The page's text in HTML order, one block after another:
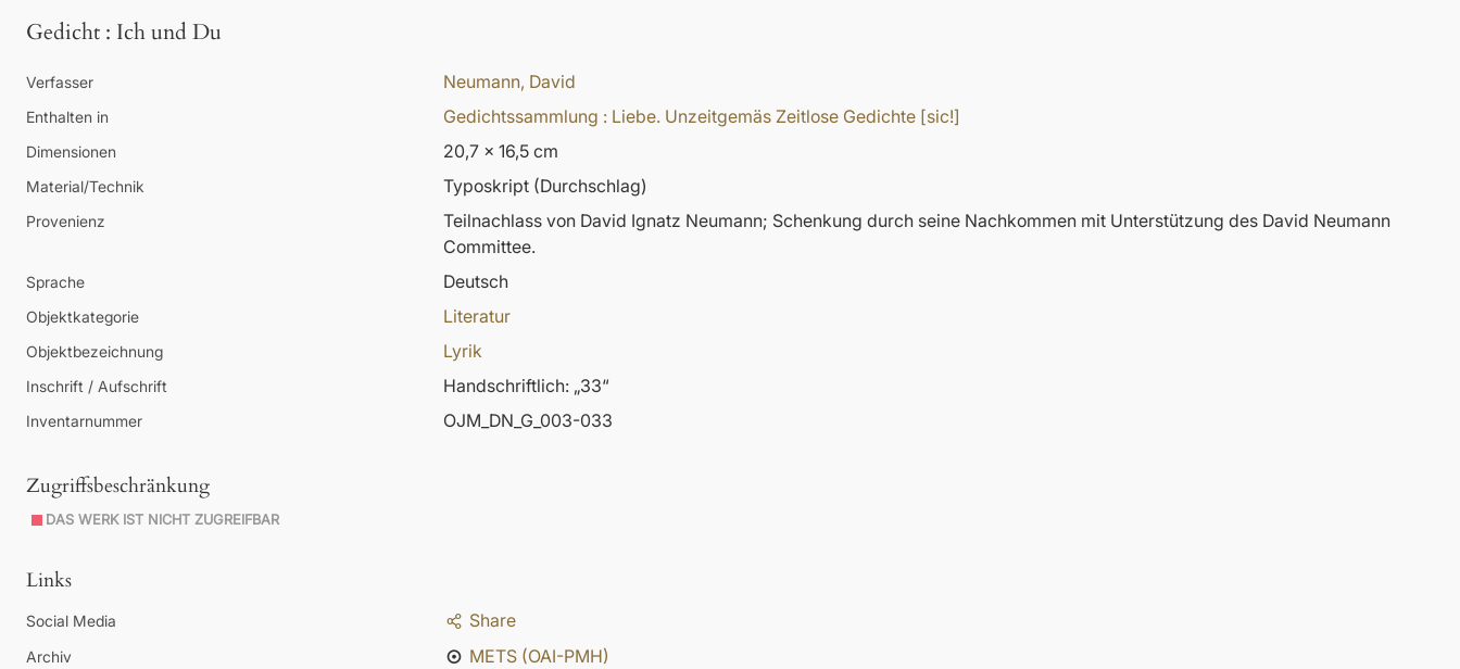
Gedicht : Ich und Du
Verfasser Neumann, David
Enthalten in Gedichtssammlung : Liebe. Unzeitgemäs Zeitlose Gedichte [sic!]
Dimensionen 20,7 x 16,5 cm
Material/Technik Typoskript (Durchschlag)
Provenienz
Teilnachlass von David Ignatz Neumann; Schenkung durch seine Nachkommen mit Unterstützung des David Neumann
Committee.
Sprache Deutsch
Objektkategorie Literatur
Objektbezeichnung Lyrik
Inschrift / Aufschrift Handschriftlich: „33“
Inventarnummer OJM_DN_G_003-033
Zugriffsbeschränkung
DAS WERK IST NICHT ZUGREIFBAR
Links
Social Media Share
Archiv METS (OAI-PMH)